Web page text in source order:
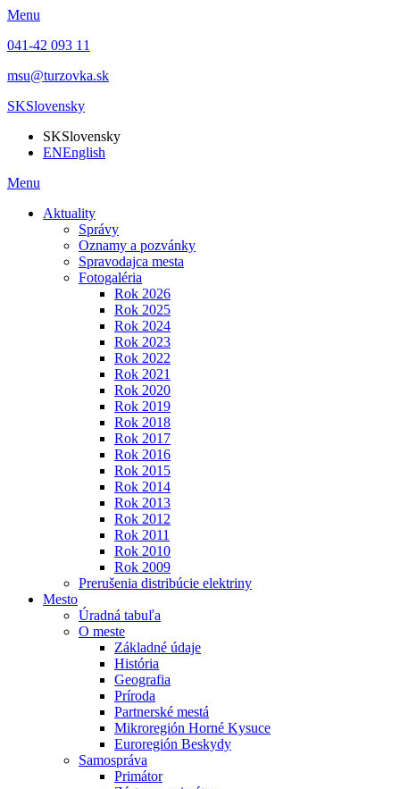
Menu
041-42 093 11
msu@turzovka.sk
SKSlovensky
SKSlovensky
ENEnglish
Menu
Aktuality
Správy
Oznamy a pozvánky
Spravodajca mesta
Fotogaléria
Rok 2026
Rok 2025
Rok 2024
Rok 2023
Rok 2022
Rok 2021
Rok 2020
Rok 2019
Rok 2018
Rok 2017
Rok 2016
Rok 2015
Rok 2014
Rok 2013
Rok 2012
Rok 2011
Rok 2010
Rok 2009
Prerušenia distribúcie elektriny
Mesto
Úradná tabuľa
O meste
Základné údaje
História
Geografia
Príroda
Partnerské mestá
Mikroregión Horné Kysuce
Euroregión Beskydy
Samospráva
Primátor